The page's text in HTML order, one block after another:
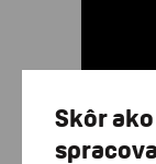
Skôr